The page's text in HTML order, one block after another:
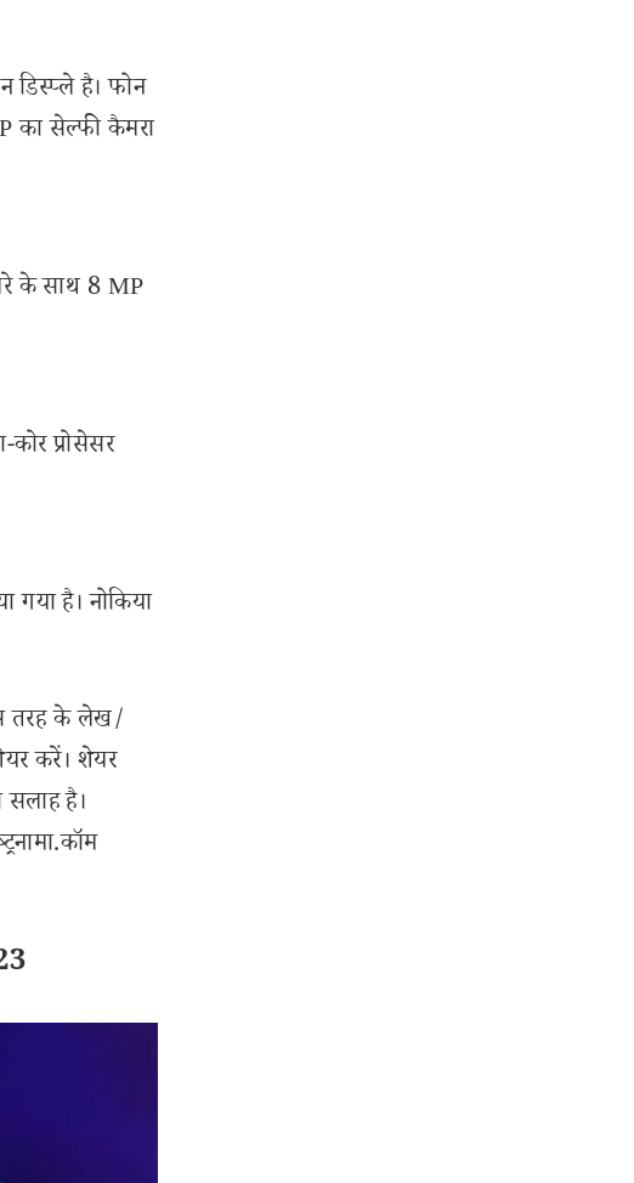
है। फोन
का सेल्फी कैमरा
के साथ 8 MP
प्रोसेसर
है। नोकिया
तरह के लेख/
करें। शेयर
है।